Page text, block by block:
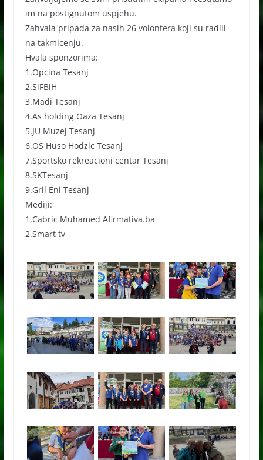
im na postignutom uspjehu.
Zahvala pripada za nasih 26 volontera koji su radili
na takmicenju.
Hvala sponzorima:
1.Opcina Tesanj
2.SiFBiH
3.Madi Tesanj
4.As holding Oaza Tesanj
5.JU Muzej Tesanj
6.OS Huso Hodzic Tesanj
7.Sportsko rekreacioni centar Tesanj
8.SKTesanj
9.Gril Eni Tesanj
Mediji:
1.Cabric Muhamed Afirmativa.ba
2.Smart tv